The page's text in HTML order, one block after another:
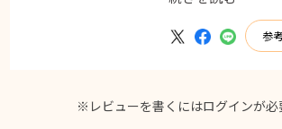
参
※レビューを書くにはログインが必